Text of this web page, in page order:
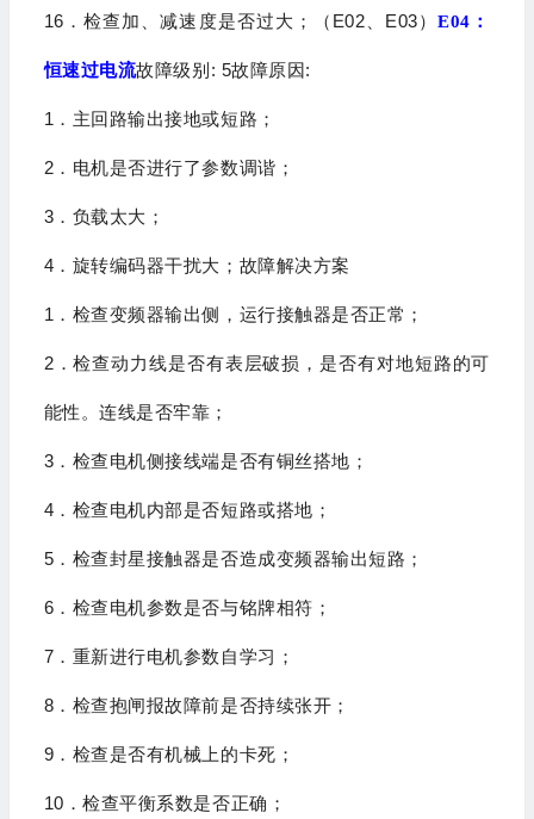
16 ．检查加、减速度是否过大；（ E02 E03）E04 ：
恒速过电流故障级别 : 5故障原因:
1 ．主回路输出接地或短路；
2 ．电机是否进行了参数调谐；
3 ．负载太大；
4 ．旋转编码器干扰大； 故障解决方案
1 ．检查变频器输出侧，运行接触器是否正常；
2 ．检查动力线是否有表层破损，是否有对地短路的可
能性。连线是否牢靠；
3 ．检查电机侧接线端是否有铜丝搭地；
4 ．检查电机内部是否短路或搭地；
5 ．检查封星接触器是否造成变频器输出短路；
6 ．检查电机参数是否与铭牌相符；
7 ．重新进行电机参数自学习；
8 ．检查抱闸报故障前是否持续张开；
9 ．检查是否有机械上的卡死；
10 ．检查平衡系数是否正确；